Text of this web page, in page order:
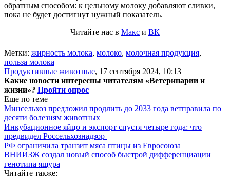
обратным способом: к цельному молоку добавляют сливки,
пока не будет достигнут нужный показатель.
Читайте нас в Макс и ВК
Метки: жирность молока, молоко, молочная продукция,
польза молока
Продуктивные животные, 17 сентября 2024, 10:13
Какие новости интересны читателям «Ветеринарии и
жизни»? Пройти опрос
Еще по теме
Минсельхоз предложил продлить до 2033 года ветправила по
десяти болезням животных
Инкубационное яйцо и экспорт спустя четыре года: что
предвидел Россельхознадзор
РФ ограничила транзит мяса птицы из Евросоюза
ВНИИЗЖ создал новый способ быстрой дифференциации
генотипа ящура
Читайте также: